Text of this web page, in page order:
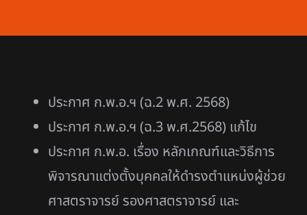
ประกาศ ก.พ.อ.ฯ (ฉ.2 พ.ศ. 2568)
ประกาศ ก.พ.อ.ฯ (ฉ.3 พ.ศ.2568) แก้ไข
ประกาศ ก.พ.อ. เรื่อง หลักเกณฑ์และวิธีการ
พิจารณาแต่งตั้งบุคคลให้ดำรงตำแหน่งผู้ช่วย
ศาสตราจารย์ รองศาสตราจารย์ และ